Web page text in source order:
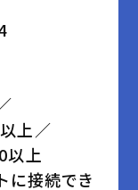
上／
上
に接続でき